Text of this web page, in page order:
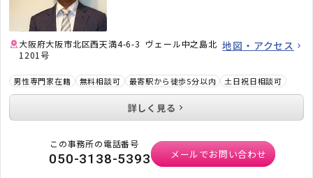
大阪府大阪市北区西天満4-6-3 ヴェール中之島北
1201号
地図・アクセス
男性専門家在籍 無料相談可 最寄駅から徒歩5分以内 土日祝日相談可
詳しく見る
この事務所の電話番号
050-3138-5393 メールでお問い合わせ